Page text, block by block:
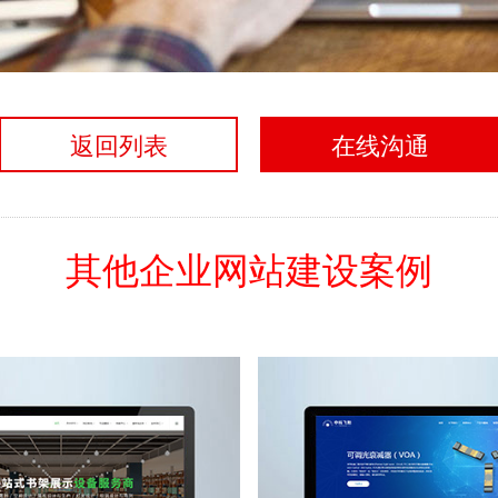
返回列表 在线沟通
其他企业网站建设案例